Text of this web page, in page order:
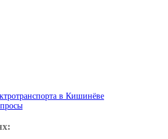
в Кишинёве